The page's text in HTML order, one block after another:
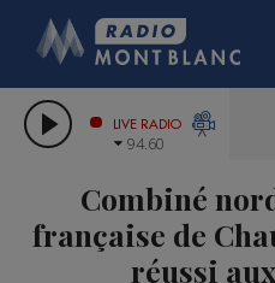
LES
CITIZEN
GRAND MASSIF
COMPAGNIE
LIVE RADIO
94.60
Combiné
française de
réussi